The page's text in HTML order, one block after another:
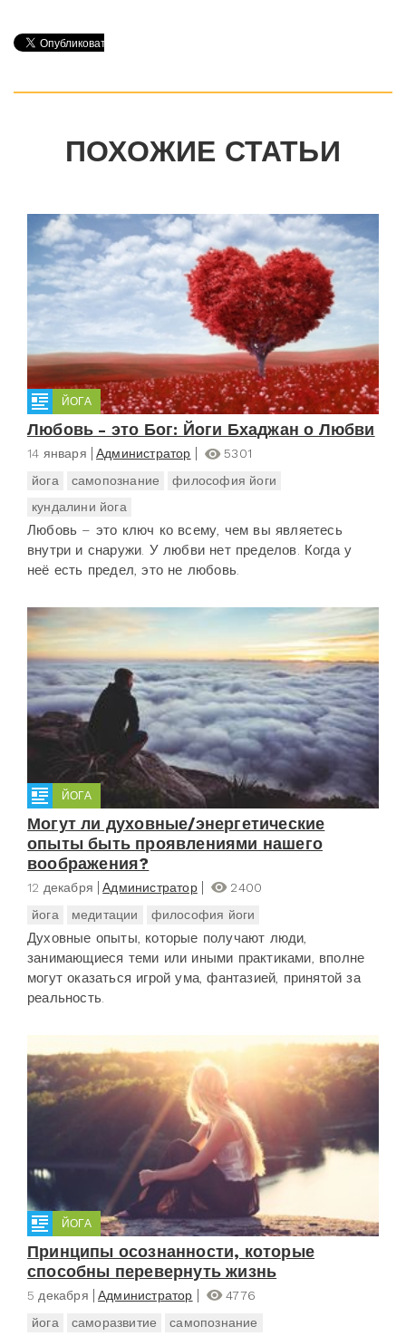
ПОХОЖИЕ СТАТЬИ
ЙОГА
Любовь - это Бог: Йоги Бхаджан о Любви
14 января Администратор
5301
йога
самопознание
философия йоги
кундалини йога
Любовь – это ключ ко всему, чем вы являетесь
внутри и снаружи. У любви нет пределов. Когда у
неё есть предел, это не любовь.
ЙОГА
Могут ли духовные/энергетические
опыты быть проявлениями нашего
воображения?
12 декабря Администратор
2400
йога
медитации философия йоги
Духовные опыты, которые получают люди,
занимающиеся теми или иными практиками, вполне
могут оказаться игрой ума, фантазией, принятой за
реальность.
ЙОГА
Принципы осознанности, которые
способны перевернуть жизнь
5 декабря Администратор
4776
йога
саморазвитие самопознание